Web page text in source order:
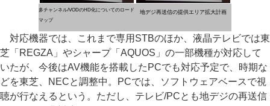
多チャンネル/VODのHD化についてのロード
マップ
地デジ再送信の提供エリア拡大計画
対応機器では、これまで専用STBのほか、液晶テレビでは東
芝「REGZA」やシャープ「AQUOS」の一部機種が対応して
いたが、今後はAV機能を搭載したPCでも対応予定で、時期な
どを東芝、NECと調整中。PCでは、ソフトウェアベースで視
聴が行なえるという。ただし、テレビ/PCとも地デジの再送信